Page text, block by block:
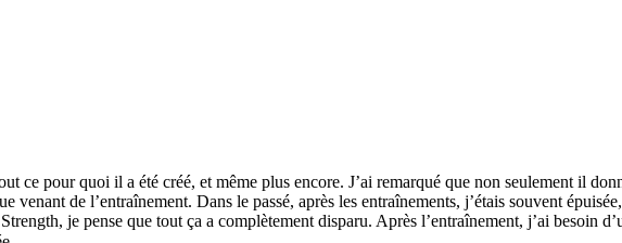
ce pour quoi il a été créé, et même plus encore. J’ai remarqué que non seulement il
de l’entraînement. Dans le passé, après les entraînements, j’étais souvent
je pense que tout ça a complètement disparu. Après l’entraînement, j’ai besoin